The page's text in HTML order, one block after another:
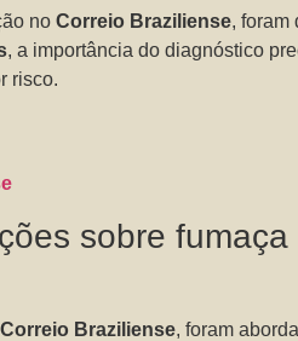
noCorreio Braziliense, foram
, a importância do diagnóstico
risco.
sobre fumaça
Correio Braziliense, foram